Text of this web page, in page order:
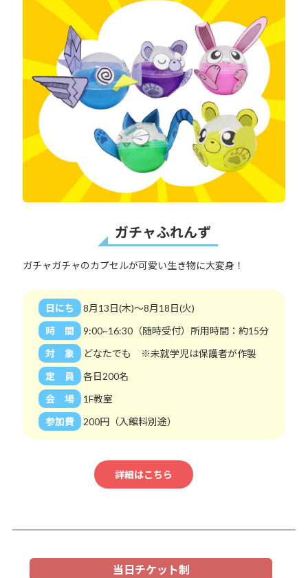
ガチャふれんず
ガチャガチャのカプセルが可愛い生き物に大変身！
日にち
8月13日(木)～8月18日(火)
時 間
9:00~16:30（随時受付）所用時間：約15分
対 象
どなたでも ※未就学児は保護者が作製
定 員
各日200名
会 場
1F教室
参加費
200円（入館料別途）
詳細はこちら
当日チケット制